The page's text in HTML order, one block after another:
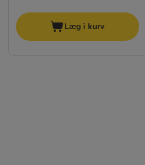
Læg i kurv